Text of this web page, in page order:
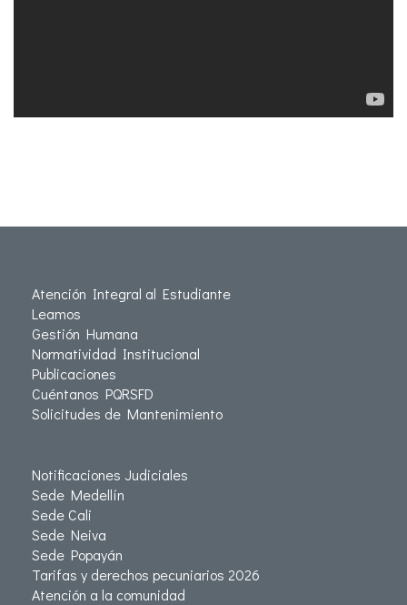
Atención Integral al Estudiante
Leamos
Gestión Humana
Normatividad Institucional
Publicaciones
Cuéntanos PQRSFD
Solicitudes de Mantenimiento
Notificaciones Judiciales
Sede Medellín
Sede Cali
Sede Neiva
Sede Popayán
Tarifas y derechos pecuniarios 2026
Atención a la comunidad